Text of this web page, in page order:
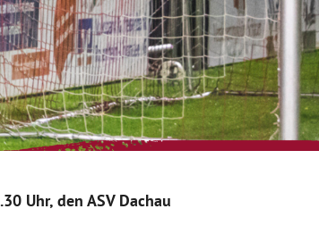
Uhr, den ASV Dachau